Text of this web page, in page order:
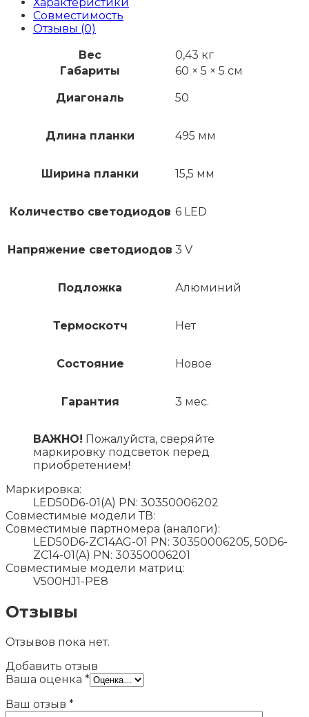
Совместимость
Отзывы (0)
Вес
0,43 кг
Габариты
60 × 5 × 5 см
Диагональ 50
Длина планки 495 мм
Ширина планки 15,5 мм
Количество светодиодов 6 LED
Напряжение светодиодов 3 V
Подложка Алюминий
Термоскотч Нет
Состояние Новое
Гарантия 3 мес.
ВАЖНО! Пожалуйста, сверяйте
маркировку подсветок перед
приобретением!
Маркировка:
LED50D6-01(A) PN: 30350006202
Совместимые модели ТВ:
Совместимые партномера (аналоги):
LED50D6-ZC14AG-01 PN: 30350006205, 50D6-
ZC14-01(A) PN: 30350006201
Совместимые модели матриц:
V500HJ1-PE8
Отзывы
Отзывов пока нет.
Добавить отзыв
Ваша оценка *
Ваш отзыв *